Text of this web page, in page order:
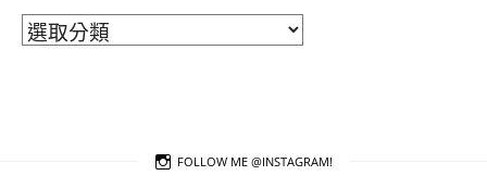
文
FOLLOW ME @INSTAGRAM!